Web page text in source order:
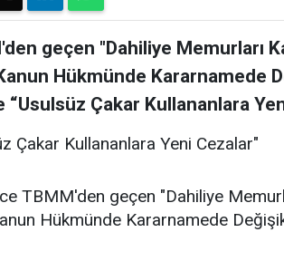
geçen "Dahiliye Memurları
Kanun Hükmünde Kararnamede
“Usulsüz Çakar Kullananlara
Çakar Kullananlara Yeni Cezalar"
TBMM'den geçen "Dahiliye
Hükmünde Kararnamede